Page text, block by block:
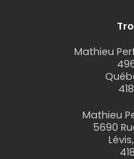
Mathieu
Mathieu
5690